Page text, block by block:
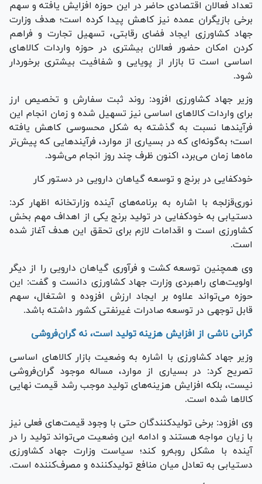
تعداد فعالان اقتصادی حاضر در این حوزه افزایش یافته و سهم
برخی بازیگران عمده نیز کاهش پیدا کرده است؛ هدف وزارت
جهاد کشاورزی ایجاد فضای رقابتی، تسهیل تجارت و فراهم
کردن امکان حضور فعالان بیشتری در حوزه واردات کالا‌های
اساسی است تا بازار از پویایی و شفافیت بیشتری برخوردار
شود.
وزیر جهاد کشاورزی افزود: روند ثبت سفارش و تخصیص ارز
برای واردات کالا‌های اساسی نیز تسهیل شده و زمان انجام این
فرآیند‌ها نسبت به گذشته به شکل محسوسی کاهش یافته
است؛ به‌گونه‌ای که در بسیاری از موارد، فرآیند‌هایی که پیش‌تر
ماه‌ها زمان می‌برد، اکنون ظرف چند روز انجام می‌شود.
خودکفایی در برنج و توسعه گیاهان دارویی در دستور کار
نوری‌قزلجه با اشاره به برنامه‌های آینده وزارتخانه اظهار کرد:
دستیابی به خودکفایی در تولید برنج یکی از اهداف مهم بخش
کشاورزی است و اقدامات لازم برای تحقق این هدف آغاز شده
است.
وی همچنین توسعه کشت و فرآوری گیاهان دارویی را از دیگر
اولویت‌های راهبردی وزارت جهاد کشاورزی دانست و گفت: این
حوزه می‌تواند علاوه بر ایجاد ارزش افزوده و اشتغال، سهم
قابل توجهی در توسعه صادرات غیرنفتی کشور داشته باشد.
گرانی ناشی از افزایش هزینه تولید است، نه گران‌فروشی
وزیر جهاد کشاورزی با اشاره به وضعیت بازار کالا‌های اساسی
تصریح کرد: در بسیاری از موارد، مساله موجود گران‌فروشی
نیست، بلکه افزایش هزینه‌های تولید موجب رشد قیمت نهایی
کالا‌ها شده است.
وی افزود: برخی تولیدکنندگان حتی با وجود قیمت‌های فعلی نیز
با زیان مواجه هستند و ادامه این وضعیت می‌تواند تولید را در
آینده با مشکل روبه‌رو کند؛ سیاست وزارت جهاد کشاورزی
دستیابی به تعادل میان منافع تولیدکننده و مصرف‌کننده است.